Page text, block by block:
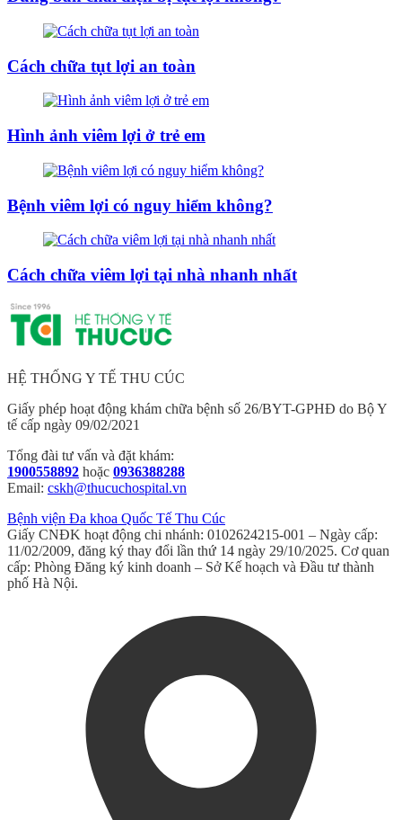
Cách chữa tụt lợi an toàn
Hình ảnh viêm lợi ở trẻ em
Bệnh viêm lợi có nguy hiểm không?
Cách chữa viêm lợi tại nhà nhanh nhất
HỆ THỐNG Y TẾ THU CÚC
Giấy phép hoạt động khám chữa bệnh số 26/BYT-GPHĐ do Bộ Y
tế cấp ngày 09/02/2021
Tổng đài tư vấn và đặt khám:
1900558892 hoặc 0936388288
Email: cskh@thucuchospital.vn
Bệnh viện Đa khoa Quốc Tế Thu Cúc
Giấy CNĐK hoạt động chi nhánh: 0102624215-001 – Ngày cấp:
11/02/2009, đăng ký thay đổi lần thứ 14 ngày 29/10/2025. Cơ quan
cấp: Phòng Đăng ký kinh doanh – Sở Kế hoạch và Đầu tư thành
phố Hà Nội.